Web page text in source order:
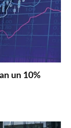
un 10%